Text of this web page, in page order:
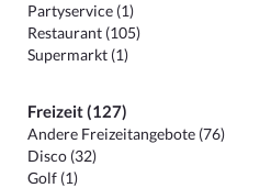
Partyservice (1)
Restaurant (105)
Supermarkt (1)
Freizeit (127)
Andere Freizeitangebote (76)
Disco (32)
Golf (1)